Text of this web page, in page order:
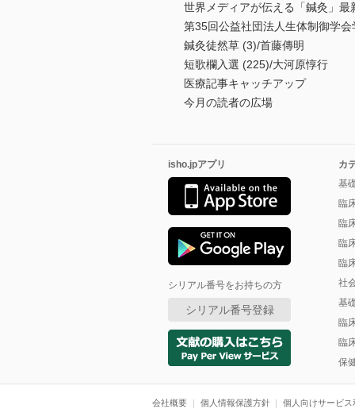
世界メディアが伝える「鍼灸」
第35回公益社団法人生体制御学
鍼灸徒然草 (3)/首藤傳明
短歌欄入選 (225)/大河原惇行
医療記事キャッチアップ
今月の読者の広場
isho.jpアプリ
シリアル番号をお持ちの方
シリアル番号登録
カ
基
臨
臨
臨
臨
社
基
臨
臨
保
会社概要 個人情報保護方針 個人向けサービス